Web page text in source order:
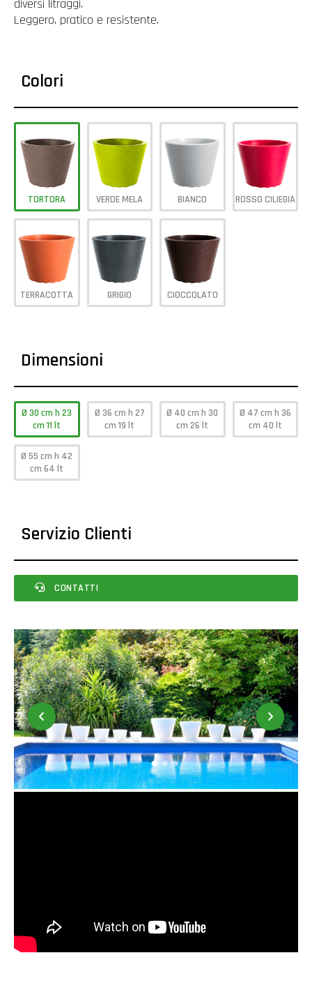
diversi litraggi.
Leggero, pratico e resistente.
Colori
TORTORA VERDE MELA BIANCO ROSSO CILIEGIA
TERRACOTTA GRIGIO CIOCCOLATO
Dimensioni
Ø 30 cm h 23
cm 11 lt
Ø 36 cm h 27
cm 19 lt
Ø 40 cm h 30
cm 26 lt
Ø 47 cm h 36
cm 40 lt
Ø 55 cm h 42
cm 64 lt
Servizio Clienti
CONTATTI